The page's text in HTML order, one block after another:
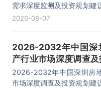
需求深度监测及投资规划建
主要包括政策分析、发展趋
2026-08-07
2026-2032年中国深
产行业市场深度调查及
划建议报告
2026-2032年中国深圳房
市场深度调查及投资规划建